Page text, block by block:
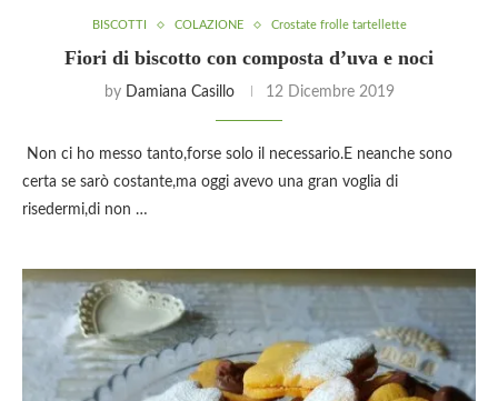
BISCOTTI COLAZIONE Crostate frolle tartellette
Fiori di biscotto con composta d’uva e noci
by Damiana Casillo 12 Dicembre 2019
Non ci ho messo tanto,forse solo il necessario.E neanche sono
certa se sarò costante,ma oggi avevo una gran voglia di
risedermi,di non …